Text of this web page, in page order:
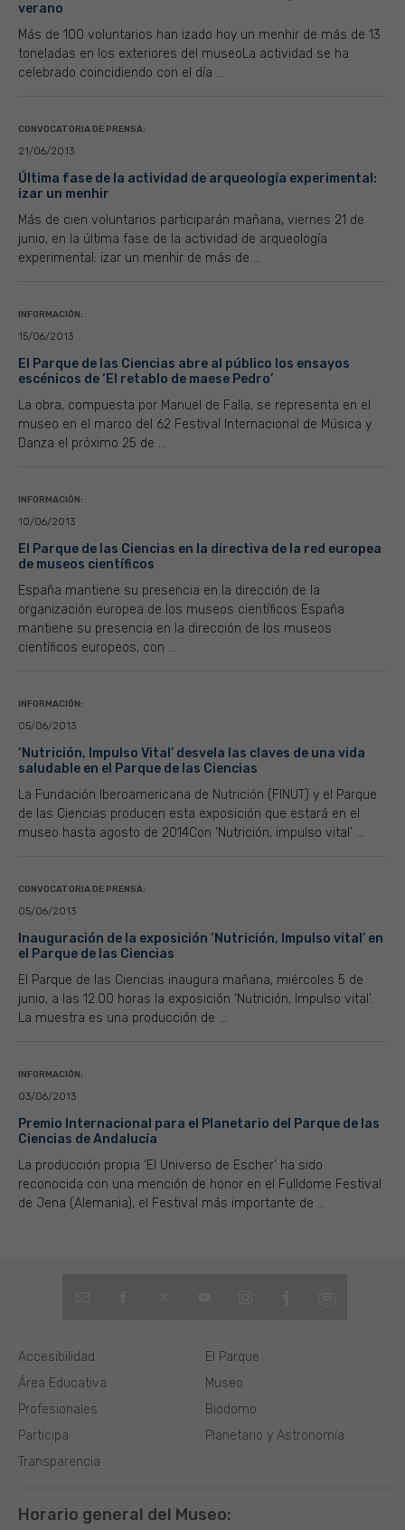
verano
Más de 100 voluntarios han izado hoy un menhir de más de 13
toneladas en los exteriores del museoLa actividad se ha
celebrado coincidiendo con el día ...
CONVOCATORIA DE PRENSA:
21/06/2013
Última fase de la actividad de arqueología experimental:
izar un menhir
Más de cien voluntarios participarán mañana, viernes 21 de
junio, en la última fase de la actividad de arqueología
experimental: izar un menhir de más de ...
INFORMACIÓN:
15/06/2013
El Parque de las Ciencias abre al público los ensayos
escénicos de ‘El retablo de maese Pedro’
La obra, compuesta por Manuel de Falla, se representa en el
museo en el marco del 62 Festival Internacional de Música y
Danza el próximo 25 de ...
INFORMACIÓN:
10/06/2013
El Parque de las Ciencias en la directiva de la red europea
de museos científicos
España mantiene su presencia en la dirección de la
organización europea de los museos científicos España
mantiene su presencia en la dirección de los museos
científicos europeos, con ...
INFORMACIÓN:
05/06/2013
‘Nutrición, Impulso Vital’ desvela las claves de una vida
saludable en el Parque de las Ciencias
La Fundación Iberoamericana de Nutrición (FINUT) y el Parque
de las Ciencias producen esta exposición que estará en el
museo hasta agosto de 2014Con ‘Nutrición, impulso vital’ ...
CONVOCATORIA DE PRENSA:
05/06/2013
Inauguración de la exposición ‘Nutrición, Impulso vital’ en
el Parque de las Ciencias
El Parque de las Ciencias inaugura mañana, miércoles 5 de
junio, a las 12.00 horas la exposición ‘Nutrición, Impulso vital’.
La muestra es una producción de ...
INFORMACIÓN:
03/06/2013
Premio Internacional para el Planetario del Parque de las
Ciencias de Andalucía
La producción propia ‘El Universo de Escher’ ha sido
reconocida con una mención de honor en el Fulldome Festival
de Jena (Alemania), el Festival más importante de ...
El Parque
Museo
Biodomo
Planetario y Astronomía
Área Educativa
Profesionales
Participa
Transparencia
Accesibilidad
Horario general del Museo: